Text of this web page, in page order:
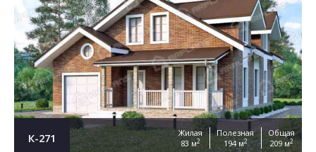
К-271
Жилая
83 м2
Полезная
194 м2
Общая
209 м2